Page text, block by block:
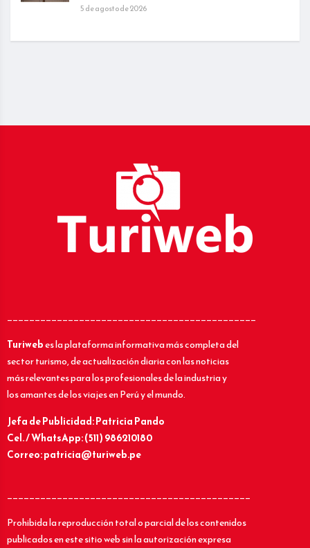
5 de agosto de 2026
_____________________________________________
Turiwebes la plataforma informativa más completa del
sector turismo, de actualización diaria con las noticias
más relevantes para los profesionales de la industria y
los amantes de los viajes en Perú y el mundo.
Jefa de Publicidad: Patricia Pando
Cel. / WhatsApp: (511) 986210180
Correo: patricia@turiweb.pe
____________________________________________
Prohibida la reproducción total o parcial de los contenidos
publicados en este sitio web sin la autorización expresa